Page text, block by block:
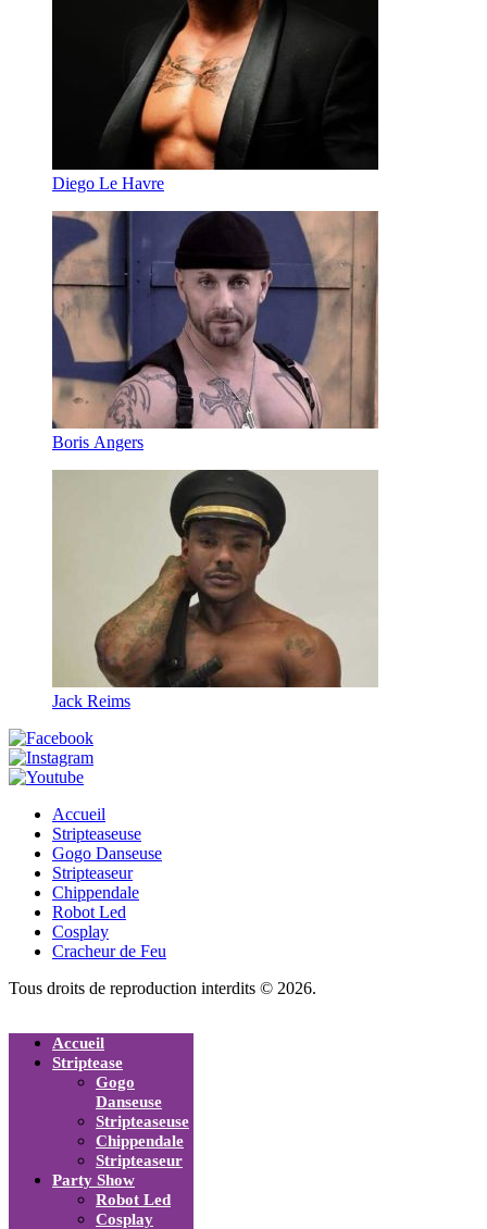
Diego Le Havre
Boris Angers
Jack Reims
Accueil
Stripteaseuse
Gogo Danseuse
Stripteaseur
Chippendale
Robot Led
Cosplay
Cracheur de Feu
Tous droits de reproduction interdits © 2026.
Accueil
Striptease
Gogo
Danseuse
Stripteaseuse
Chippendale
Stripteaseur
Party Show
Robot Led
Cosplay